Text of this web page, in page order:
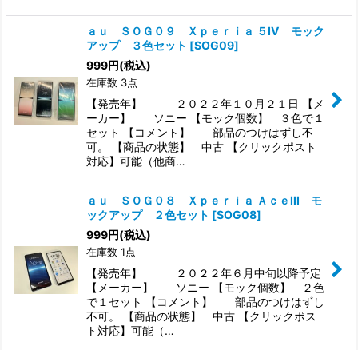
ａｕ ＳＯＧ０９ Ｘｐｅｒｉａ ５IV モック
アップ ３色セット [SOG09]
999円(税込)
在庫数 3点
【発売年】 ２０２２年１０月２１日 【メ
ーカー】 ソニー 【モック個数】 ３色で１
セット 【コメント】 部品のつけはずし不
可。 【商品の状態】 中古 【クリックポスト
対応】可能（他商…
ａｕ ＳＯＧ０８ Ｘｐｅｒｉａ ＡｃｅIII モ
ックアップ ２色セット [SOG08]
999円(税込)
在庫数 1点
【発売年】 ２０２２年６月中旬以降予定
【メーカー】 ソニー 【モック個数】 ２色
で１セット 【コメント】 部品のつけはずし
不可。 【商品の状態】 中古 【クリックポス
ト対応】可能（…